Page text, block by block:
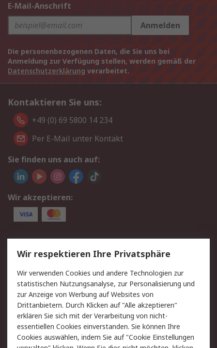
E-Mail-Anschrift
Anmelden
Die personenbezogenen Daten, die Sie uns bei
Anmeldung zur Verfügung stellen, werden gemäß der
Datenschutzerklärung verarbeitet.
Kontaktieren Sie uns:
+49 (0) 69 5800 14 234
Per E-Mail unter Kontakt
Sie finden uns auch auf:
Wir akzeptieren:
Service
Value Added Services
Lieferlösungen
Rücksendungen
Kontakt
Hilfe
Privatkunden
Rechtliches
AGB
Datenschutz
Cookie-Richtlinie
Zahlungsbedingungen
Wir respektieren Ihre Privatsphäre
Wir verwenden Cookies und andere Technologien zur
statistischen Nutzungsanalyse, zur Personalisierung und
zur Anzeige von Werbung auf Websites von
Drittanbietern. Durch Klicken auf "Alle akzeptieren"
erklären Sie sich mit der Verarbeitung von nicht-
essentiellen Cookies einverstanden. Sie können Ihre
Cookies auswählen, indem Sie auf "Cookie Einstellungen